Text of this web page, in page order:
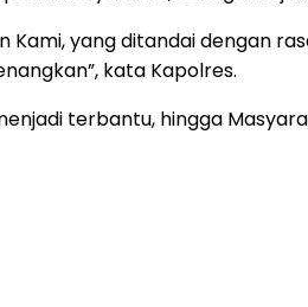
yang ditandai dengan
kata Kapolres.
terbantu, hingga